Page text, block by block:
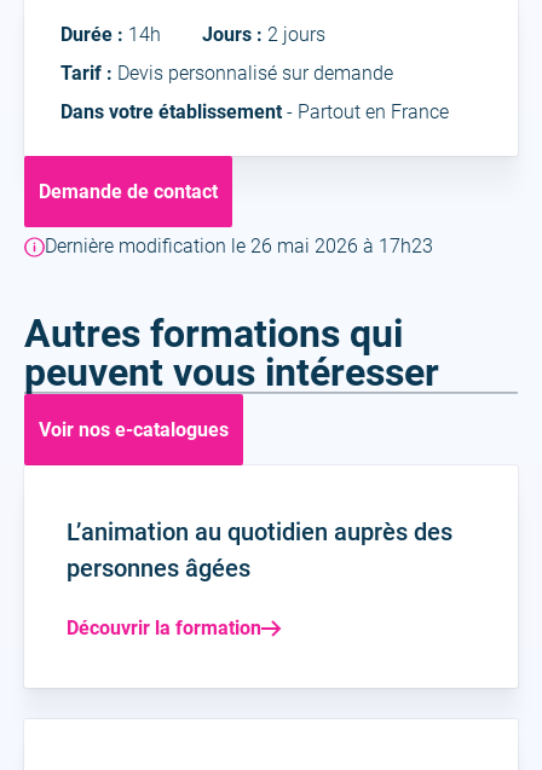
IntraDurée : 14h Jours : 2 jours
Tarif : Devis personnalisé sur demande
Dans votre établissement- Partout en France
Demande de contact
Dernière modification le 26 mai 2026 à 17h23
Autres formations qui
peuvent vous intéresser
Voir nos e-catalogues
L’animation au quotidien auprès des
personnes âgées
Découvrir la formation